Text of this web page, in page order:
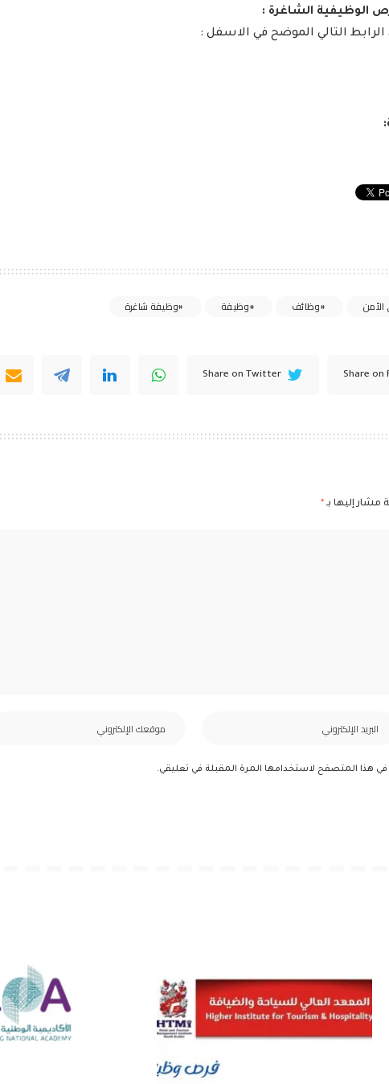
الوظيفية الشاغرة :
التالي الموضح في الاسفل :
وظائف وظيفة وظيفة شاغرة
Share on
Share on Twitter
مشار إليها بـ *
في هذا المتصفح لاستخدامها المرة المقبلة في تعليقي.